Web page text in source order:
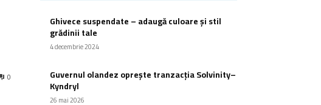
0
Ghivece suspendate – adaugă culoare și stil
grădinii tale
4 decembrie 2024
Guvernul olandez oprește tranzacția Solvinity–
Kyndryl
26 mai 2026